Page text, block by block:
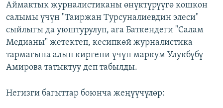
Аймактык журналистиканы өнүктүрүүгө кошкон
салымы үчүн "Таиржан Турсуналиевдин элеси"
сыйлыгы да уюштурулуп, ага Баткендеги "Салам
Медианы" жетектеп, кесипкөй журналистика
тармагына алып киргени үчүн маркум Улукбүбү
Амирова татыктуу деп табылды.
Негизги багыттар боюнча жеңүүчүлөр: